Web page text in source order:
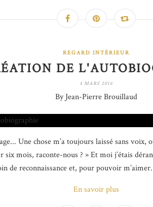
REGARD INTÉRIEUR
DE
4 MARS 2016
By Jean-Pierre Brouillaud
Une chose m’a toujours laissé sans voix,
six mois, raconte-nous ? » Et moi j’étais
de reconnaissance et, pour pouvoir
En savoir plus